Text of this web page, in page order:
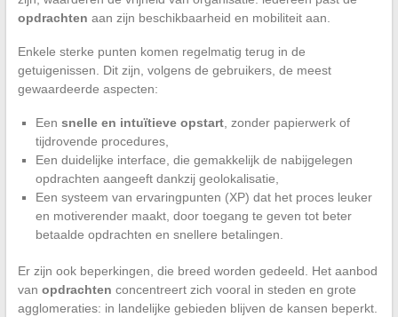
opdrachten aan zijn beschikbaarheid en mobiliteit aan.
Enkele sterke punten komen regelmatig terug in de
getuigenissen. Dit zijn, volgens de gebruikers, de meest
gewaardeerde aspecten:
Een snelle en intuïtieve opstart, zonder papierwerk of
tijdrovende procedures,
Een duidelijke interface, die gemakkelijk de nabijgelegen
opdrachten aangeeft dankzij geolokalisatie,
Een systeem van ervaringpunten (XP) dat het proces leuker
en motiverender maakt, door toegang te geven tot beter
betaalde opdrachten en snellere betalingen.
Er zijn ook beperkingen, die breed worden gedeeld. Het aanbod
van opdrachten concentreert zich vooral in steden en grote
agglomeraties: in landelijke gebieden blijven de kansen beperkt.